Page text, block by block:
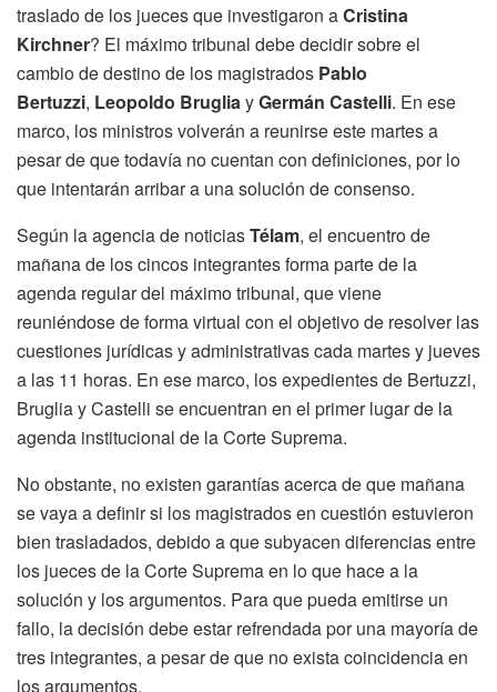
traslado de los jueces que investigaron aCristina
Kirchner? El máximo tribunal debe decidir sobre el
cambio de destino de los magistrados Pablo
Bertuzzi, Leopoldo BrugliayGermán Castelli. En ese
marco, los ministros volverán a reunirse este martes a
pesar de que todavía no cuentan con definiciones, por lo
que intentarán arribar a una solución de consenso.
Según la agencia de noticiasTélam, el encuentro de
mañana de los cincos integrantes forma parte de la
agenda regular del máximo tribunal, que viene
reuniéndose de forma virtual con el objetivo de resolver las
cuestiones jurídicas y administrativas cada martes y jueves
a las 11 horas. En ese marco, los expedientes de Bertuzzi,
Bruglia y Castelli se encuentran en el primer lugar de la
agenda institucional de la Corte Suprema.
No obstante, no existen garantías acerca de que mañana
se vaya a definir si los magistrados en cuestión estuvieron
bien trasladados, debido a que subyacen diferencias entre
los jueces de la Corte Suprema en lo que hace a la
solución y los argumentos. Para que pueda emitirse un
fallo, la decisión debe estar refrendada por una mayoría de
tres integrantes, a pesar de que no exista coincidencia en
los argumentos.